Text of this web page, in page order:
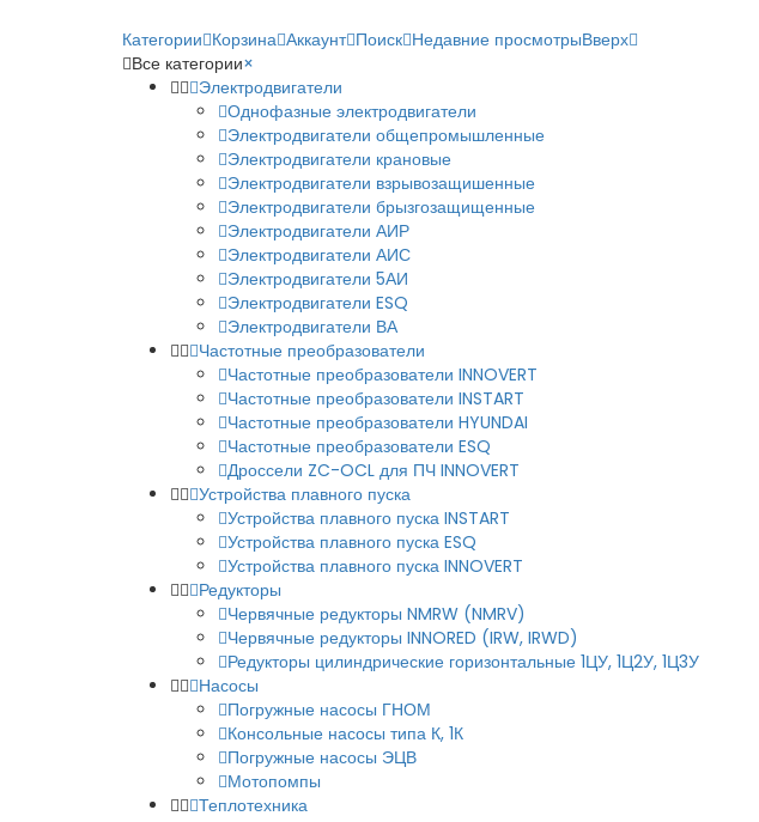
Категории Корзина Аккаунт Поиск Недавние просмотрыВверх
Все категории×
Электродвигатели
Однофазные электродвигатели
Электродвигатели общепромышленные
Электродвигатели крановые
Электродвигатели взрывозащишенные
Электродвигатели брызгозащищенные
Электродвигатели АИР
Электродвигатели АИС
Электродвигатели 5АИ
Электродвигатели ESQ
Электродвигатели ВА
Частотные преобразователи
Частотные преобразователи INNOVERT
Частотные преобразователи INSTART
Частотные преобразователи HYUNDAI
Частотные преобразователи ESQ
Дроссели ZC-OCL для ПЧ INNOVERT
Устройства плавного пуска
Устройства плавного пуска INSTART
Устройства плавного пуска ESQ
Устройства плавного пуска INNOVERT
Редукторы
Червячные редукторы NMRW (NMRV)
Червячные редукторы INNORED (IRW, IRWD)
Редукторы цилиндрические горизонтальные 1ЦУ, 1Ц2У, 1Ц3У
Насосы
Погружные насосы ГНОМ
Консольные насосы типа К, 1К
Погружные насосы ЭЦВ
Мотопомпы
Теплотехника